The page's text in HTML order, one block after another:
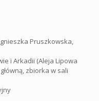
Pruszkowska,
i Arkadii (Aleja Lipowa
zbiorka w sali